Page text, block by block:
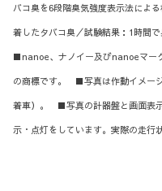
バコ臭を6段階臭気強度表示法によ
着したタバコ臭／試験結果：1時間
■nanoe、ナノイー及びnanoeマー
の商標です。 ■写真は作動イメー
着車）。 ■写真の計器盤と画面表
示・点灯をしています。実際の走行